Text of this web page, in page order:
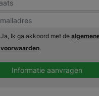
Ja, Ik ga akkoord met de
voorwaarden.
Informatie aanvragen